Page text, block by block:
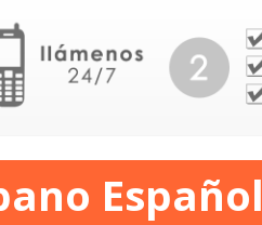
Español